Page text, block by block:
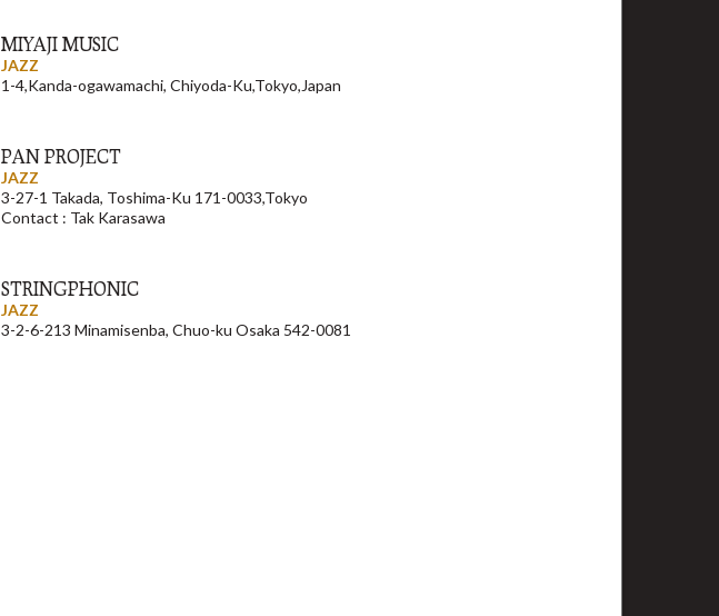
MIYAJI MUSIC
JAZZ
1-4,Kanda-ogawamachi, Chiyoda-Ku,Tokyo,Japan
PAN PROJECT
JAZZ
3-27-1 Takada, Toshima-Ku 171-0033,Tokyo
Contact : Tak Karasawa
STRINGPHONIC
JAZZ
3-2-6-213 Minamisenba, Chuo-ku Osaka 542-0081